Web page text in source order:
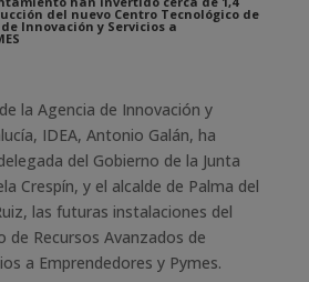
del nuevo Centro Tecnológico de
Innovación y Servicios a
la Agencia de Innovación y
IDEA, Antonio Galán, ha
del Gobierno de la Junta
Crespín, y el alcalde de Palma del
las futuras instalaciones del
de Recursos Avanzados de
a Emprendedores y Pymes.